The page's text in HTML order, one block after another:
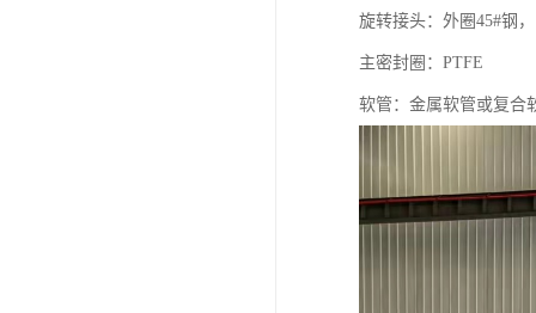
旋转接头：外圈45#钢
主密封圈：PTFE
软管：金属软管或复合